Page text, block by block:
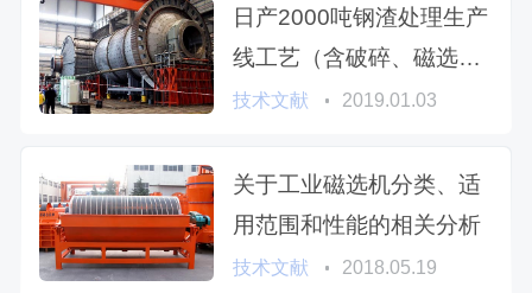
日产2000吨钢渣处理生产
线工艺（含破碎、磁选、
棒磨等设备），多少钱
技术文献 2019.01.03
关于工业磁选机分类、适
用范围和性能的相关分析
技术文献 2018.05.19